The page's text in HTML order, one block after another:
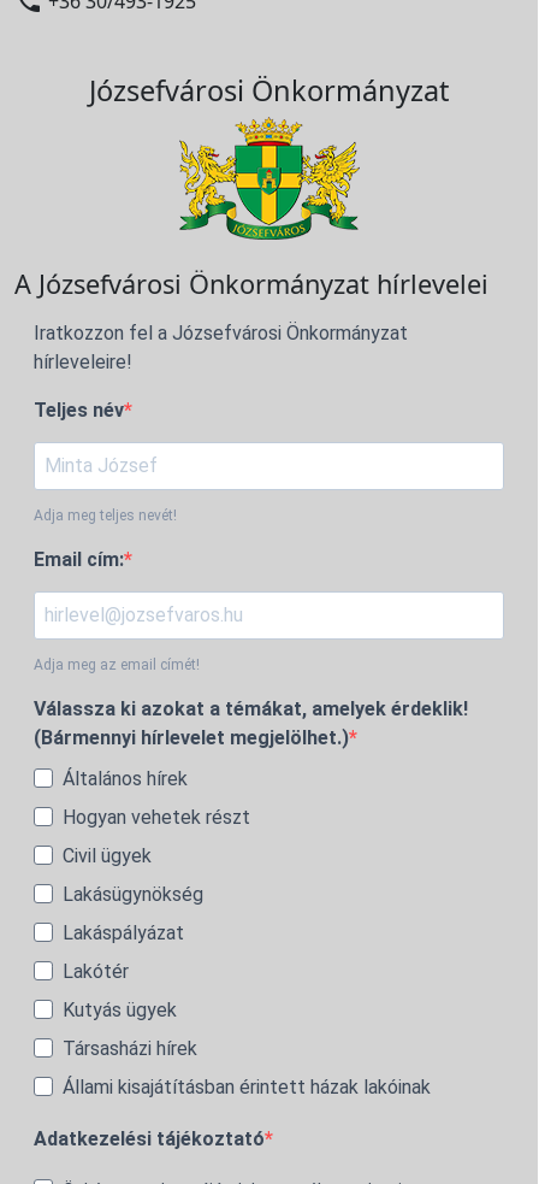
Józsefvárosi Önkormányzat
A Józsefvárosi Önkormányzat hírlevelei
Iratkozzon fel a Józsefvárosi Önkormányzat
hírleveleire!
Teljes név
Adja meg teljes nevét!
Email cím:
Adja meg az email címét!
Válassza ki azokat a témákat, amelyek érdeklik!
(Bármennyi hírlevelet megjelölhet.)
Általános hírek
Hogyan vehetek részt
Civil ügyek
Lakásügynökség
Lakáspályázat
Lakótér
Kutyás ügyek
Társasházi hírek
Állami kisajátításban érintett házak lakóinak
Adatkezelési tájékoztató